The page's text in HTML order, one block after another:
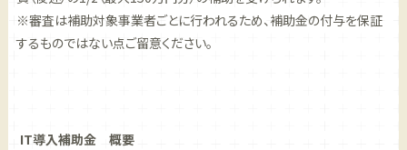
※審査は補助対象事業者ごとに行われるため、補助金の付与を保証
するものではない点ご留意ください。
IT導入補助金 概要